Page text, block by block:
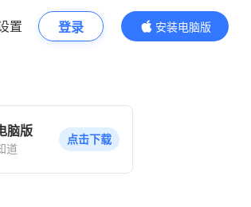
置 登录
安装电脑版
内容更精彩
脑版
道
点击下载